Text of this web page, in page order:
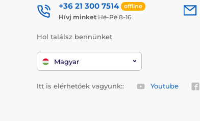
+36 21 300 7514 offline
Hívj minket Hé-Pé 8-16
Hol találsz bennünket
Magyar
Itt is elérhetőek vagyunk:: Youtube